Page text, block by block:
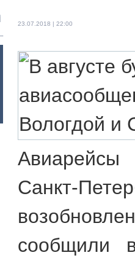
23.07.2018 | 22:00
Санкт-
сообщили